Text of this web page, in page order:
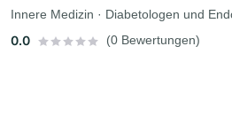
0.0 (0 Bewertungen)